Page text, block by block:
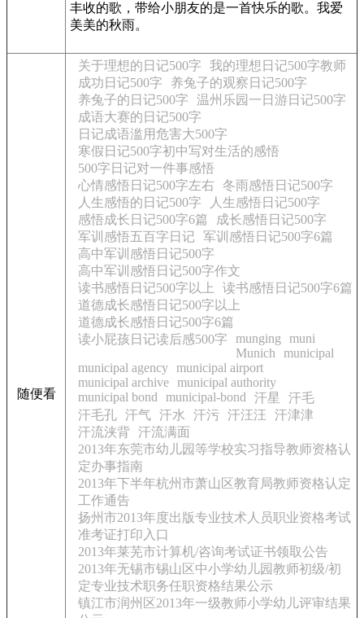
丰收的歌，带给小朋友的是一首快乐的歌。我爱
美美的秋雨。
随便看
关于理想的日记500字
我的理想日记500字教师
成功日记500字
养兔子的观察日记500字
养兔子的日记500字
温州乐园一日游日记500字
成语大赛的日记500字
日记成语滥用危害大500字
寒假日记500字初中写对生活的感悟
500字日记对一件事感悟
心情感悟日记500字左右 冬雨感悟日记500字
人生感悟的日记500字
人生感悟日记500字
感悟成长日记500字6篇
成长感悟日记500字
军训感悟五百字日记
军训感悟日记500字6篇
高中军训感悟日记500字
高中军训感悟日记500字作文
读书感悟日记500字以上
读书感悟日记500字6篇
道德成长感悟日记500字以上
道德成长感悟日记500字6篇
读小屁孩日记读后感500字
munging
muni
Munich
municipal
municipal agency municipal airport
municipal archive municipal authority
municipal bond
municipal-bond 汗星
汗毛
汗毛孔 汗气 汗水 汗污 汗汪汪
汗津津
汗流浃背 汗流满面
2013年东莞市幼儿园等学校实习指导教师资格认
定办事指南
2013年下半年杭州市萧山区教育局教师资格认定
工作通告
扬州市2013年度出版专业技术人员职业资格考试
准考证打印入口
2013年莱芜市计算机/咨询考试证书领取公告
2013年无锡市锡山区中小学幼儿园教师初级/初
定专业技术职务任职资格结果公示
镇江市润州区2013年一级教师小学幼儿评审结果